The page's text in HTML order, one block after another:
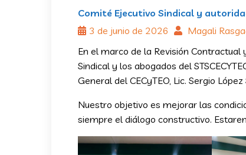
Comité Ejecutivo Sindical y
3 de junio de 2026
Magali
En el marco de la Revisión
Sindical y los abogados del
General del CECyTEO, Lic. Sergio
Nuestro objetivo es mejorar las
siempre el diálogo constructivo.